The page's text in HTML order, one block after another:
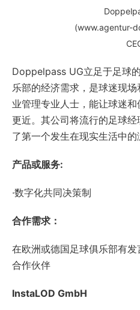
(www.agentur-
Doppelpass UG立足于足球
乐部的经济需求，是球迷现
业管理专业人士，能让球迷
更近。其公司将流行的足球
了第一个发生在现实生活中的
产品或服务:
·数字化共同决策制
合作需求：
在欧洲或德国足球俱乐部有
合作伙伴
InstaLOD GmbH